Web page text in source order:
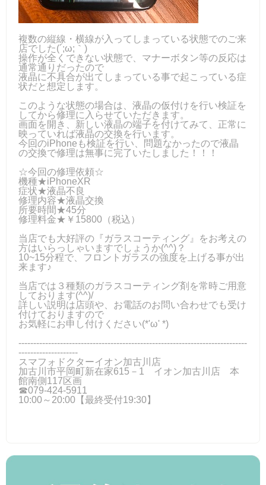
複数の縦線・横線が入ってしまっている状態でのご来
店でした(´;ω;｀)
操作が全くできない状態で、マナーボタン等の反応は
通常通りだったので
液晶に不具合が出てしまっている事で起こっている症
状だと想定します。
このような状態の場合は、液晶の仮付けを行い検証を
してから修理に入らせていただきます。
画面を開き、新しい液晶の端子を付けてみて、正常に
映っていれば液晶の交換を行います。
今回のiPhoneも検証を行い、問題なかったので液晶
の交換で修理は無事に完了いたしました！！！
☆今回の修理依頼☆
機種★iPhoneXR
症状★液晶不良
修理内容★液晶交換
所要時間★45分
修理料金★￥15800（税込）
当店でも大好評の『ガラスコーティング』をお考えの
方はいらっしゃいますでしょうか(^^)？
10~15分程で、フロントガラスの強度を上げる事が出
来ます♪
当店では３種類のガラスコーティング剤を常時ご用意
しております(^^)/
詳しい説明は店頭や、お電話のお問い合わせでも受け
付けておりますので
お気軽にお申し付けください(*'ω' *)
-----------------------------------------------------------------------------
--------------------
スマフォドクターイオン加古川店
加古川市平岡町新在家615－1 イオン加古川店 本
館南側117区画
☎079-424-5911
10:00～20:00【最終受付19:30】